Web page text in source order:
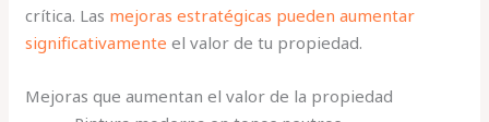
crítica. Las mejoras estratégicas pueden aumentar
significativamente el valor de tu propiedad.
Mejoras que aumentan el valor de la propiedad